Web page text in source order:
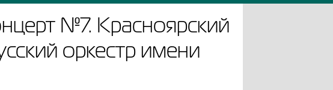
№7. Красноярский
оркестр имени